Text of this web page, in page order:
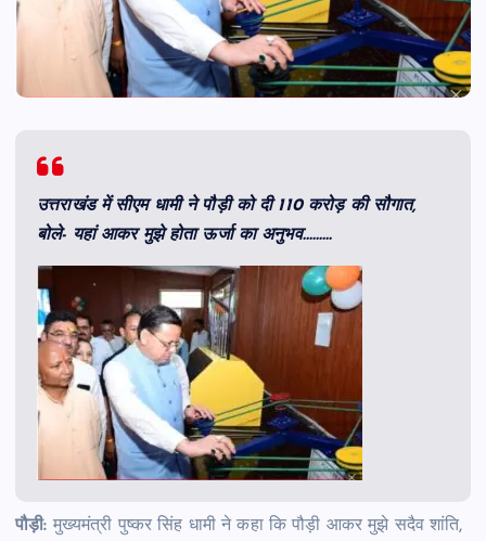
उत्तराखंड में सीएम धामी ने पौड़ी को दी 110 करोड़ की सौगात,
बोले- यहां आकर मुझे होता ऊर्जा का अनुभव………
पौड़ी: मुख्यमंत्री पुष्कर सिंह धामी ने कहा कि पौड़ी आकर मुझे सदैव शांति,